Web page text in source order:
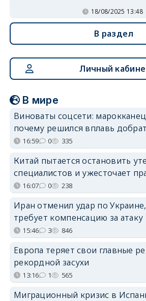
18/08/2025 13:48
В раздел
Личный
В мире
Виноваты соцсети: марокканец
почему решился вплавь
16:59 0 335
Китай пытается остановить
специалистов и ужесточает
16:07 0 238
Иран отменил удар по
требует компенсацию за атаку
15:46 3 846
Европа теряет свои главные
рекордной засухи
13:16 1 565
Миграционный кризис в